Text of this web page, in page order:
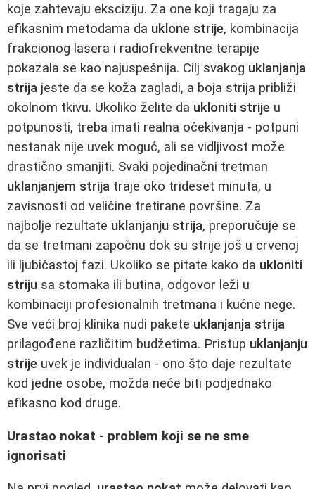
koje zahtevaju eksciziju. Za one koji tragaju za
efikasnim metodama da uklone strije, kombinacija
frakcionog lasera i radiofrekventne terapije
pokazala se kao najuspešnija. Cilj svakog uklanjanja
strija jeste da se koža zagladi, a boja strija približi
okolnom tkivu. Ukoliko želite da ukloniti strije u
potpunosti, treba imati realna očekivanja - potpuni
nestanak nije uvek moguć, ali se vidljivost može
drastično smanjiti. Svaki pojedinačni tretman
uklanjanjem strija traje oko trideset minuta, u
zavisnosti od veličine tretirane površine. Za
najbolje rezultate uklanjanju strija, preporučuje se
da se tretmani započnu dok su strije još u crvenoj
ili ljubičastoj fazi. Ukoliko se pitate kako da ukloniti
striju sa stomaka ili butina, odgovor leži u
kombinaciji profesionalnih tretmana i kućne nege.
Sve veći broj klinika nudi pakete uklanjanja strija
prilagođene različitim budžetima. Pristup uklanjanju
strije uvek je individualan - ono što daje rezultate
kod jedne osobe, možda neće biti podjednako
efikasno kod druge.
Urastao nokat - problem koji se ne sme
ignorisati